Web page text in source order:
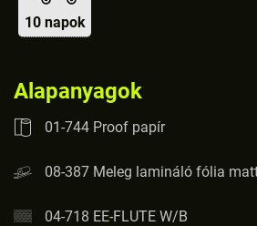
10 napok
Alapanyagok
01-744 Proof papír
08-387 Meleg lamináló fólia
04-718 EE-FLUTE W/B